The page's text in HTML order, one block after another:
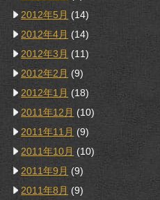
2012年5月 (14)
2012年4月 (14)
2012年3月 (11)
2012年2月 (9)
2012年1月 (18)
2011年12月 (10)
2011年11月 (9)
2011年10月 (10)
2011年9月 (9)
2011年8月 (9)